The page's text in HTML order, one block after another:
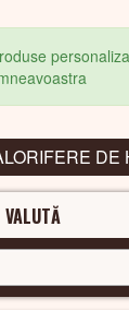
DE
VALUTĂ